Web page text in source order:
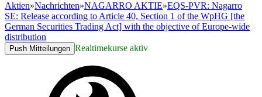
Aktien»Nachrichten»NAGARRO AKTIE»EQS-PVR: Nagarro
SE: Release according to Article 40, Section 1 of the WpHG [the
German Securities Trading Act] with the objective of Europe-wide
distribution
Push Mitteilungen Realtimekurse aktiv